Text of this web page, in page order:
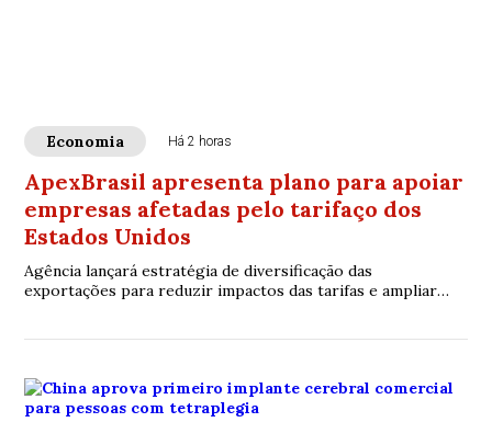
Economia Há 2 horas
ApexBrasil apresenta plano para apoiar
empresas afetadas pelo tarifaço dos
Estados Unidos
Agência lançará estratégia de diversificação das
exportações para reduzir impactos das tarifas e ampliar